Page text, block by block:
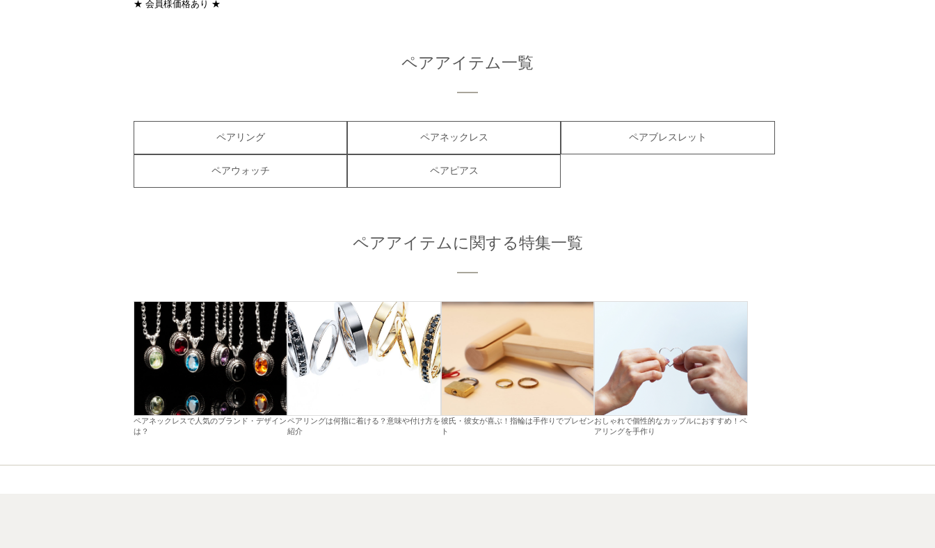
★ 会員様価格あり ★
ペアアイテム一覧
ペアリング ペアネックレス ペアブレスレット
ペアウォッチ ペアピアス
ペアアイテムに関する特集一覧
ペアネックレスで人気のブランド・デザイン
は？
ペアリングは何指に着ける？意味や付け方を
紹介
彼氏・彼女が喜ぶ！指輪は手作りでプレゼン
ト
おしゃれで個性的なカップルにおすすめ！ペ
アリングを手作り